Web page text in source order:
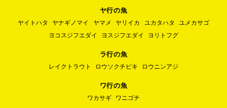
ヤ行の魚
ヤイトハタ ヤナギノマイ ヤマメ ヤリイカ ユカタハタ
ユメカサゴ
ヨコスジフエダイ
ヨスジフエダイ ヨリトフグ
ラ行の魚
レイクトラウト ロウソクチビキ ロウニンアジ
ワ行の魚
ワカサギ ワニゴチ